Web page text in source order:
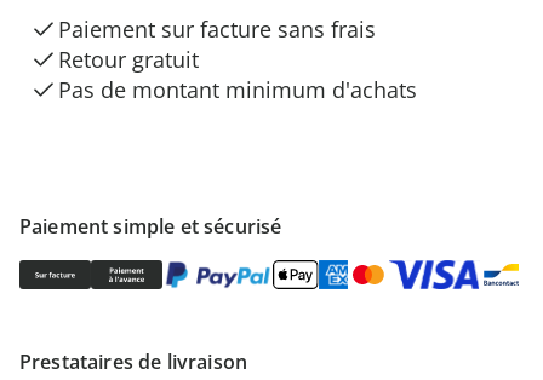
Paiement simple et sécurisé
Prestataires de livraison
Paiement sur facture sans frais
Retour gratuit
Pas de montant minimum d'achats